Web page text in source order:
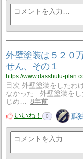
外壁塗装は５２０
せん、その１
目次 外壁塗装をしたわ
なかった 外壁塗装をし
じめ…
8年前
いいね！
0 孤